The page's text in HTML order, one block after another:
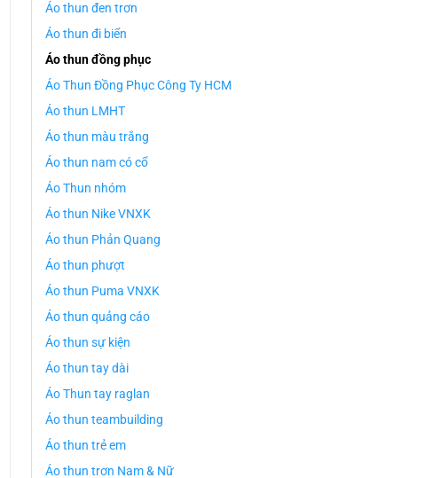
Áo thun đen trơn
Áo thun đi biển
Áo thun đồng phục
Áo Thun Đồng Phục Công Ty HCM
Áo thun LMHT
Áo thun màu trắng
Áo thun nam có cổ
Áo Thun nhóm
Áo thun Nike VNXK
Áo thun Phản Quang
Áo thun phượt
Áo thun Puma VNXK
Áo thun quảng cáo
Áo thun sự kiện
Áo thun tay dài
Áo Thun tay raglan
Áo thun teambuilding
Áo thun trẻ em
Áo thun trơn Nam & Nữ